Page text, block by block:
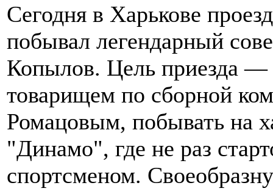
Сегодня в Харькове
побывал легендарный
Копылов. Цель приезда —
товарищем по сборной
Ромацовым, побывать на
"Динамо", где не раз
спортсменом.